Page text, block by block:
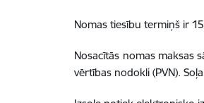
Nomas tiesību termiņš ir
Nosacītās nomas maksas
vērtības nodokli (PVN).